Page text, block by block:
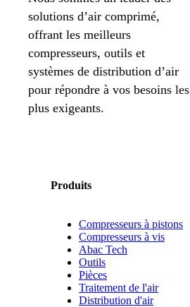
solutions d’air comprimé,
offrant les meilleurs
compresseurs, outils et
systèmes de distribution d’air
pour répondre à vos besoins les
plus exigeants.
Produits
Compresseurs à pistons
Compresseurs à vis
Abac Tech
Outils
Pièces
Traitement de l'air
Distribution d'air